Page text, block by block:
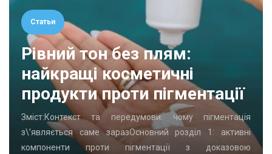
Статьи
Рівний тон без плям:
найкращі косметичні
продукти проти пігментації
Зміст:Контекст та передумови: чому пігментація
з\’являється саме заразОсновний розділ 1: активні
компоненти проти пігментації з доказовою